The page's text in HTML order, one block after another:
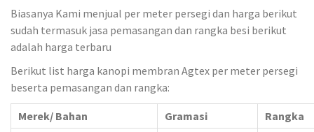
Biasanya Kami menjual per meter persegi dan harga berikut
sudah termasuk jasa pemasangan dan rangka besi berikut
adalah harga terbaru
Berikut list harga kanopi membran Agtex per meter persegi
beserta pemasangan dan rangka:
Merek/ Bahan Gramasi
Rangka